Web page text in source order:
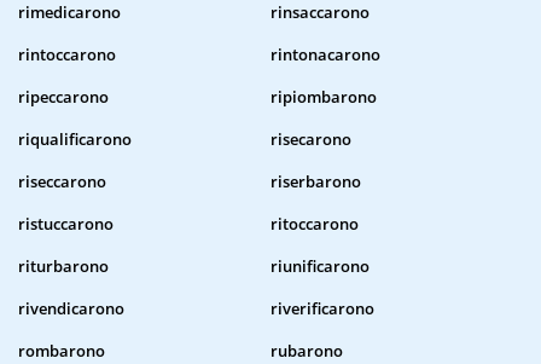
rimedicarono
rinsaccarono
rintoccarono
rintonacarono
ripeccarono
ripiombarono
riqualificarono
risecarono
riseccarono
riserbarono
ristuccarono
ritoccarono
riturbarono
riunificarono
rivendicarono
riverificarono
rombarono
rubarono